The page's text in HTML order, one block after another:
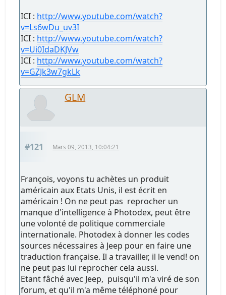
ICI : http://www.youtube.com/watch?
v=Ls6wDu_uv3I
ICI : http://www.youtube.com/watch?
v=Ui0IdaDKJVw
ICI : http://www.youtube.com/watch?
v=GZJk3w7gkLk
GLM
#121 Mars 09, 2013, 10:04:21
François, voyons tu achètes un produit
américain aux Etats Unis, il est écrit en
américain ! On ne peut pas reprocher un
manque d'intelligence à Photodex, peut être
une volonté de politique commerciale
internationale. Photodex à donner les codes
sources nécessaires à Jeep pour en faire une
traduction française. Il a travailler, il le vend! on
ne peut pas lui reprocher cela aussi.
Etant fâché avec Jeep, puisqu'il m'a viré de son
forum, et qu'il m'a même téléphoné pour